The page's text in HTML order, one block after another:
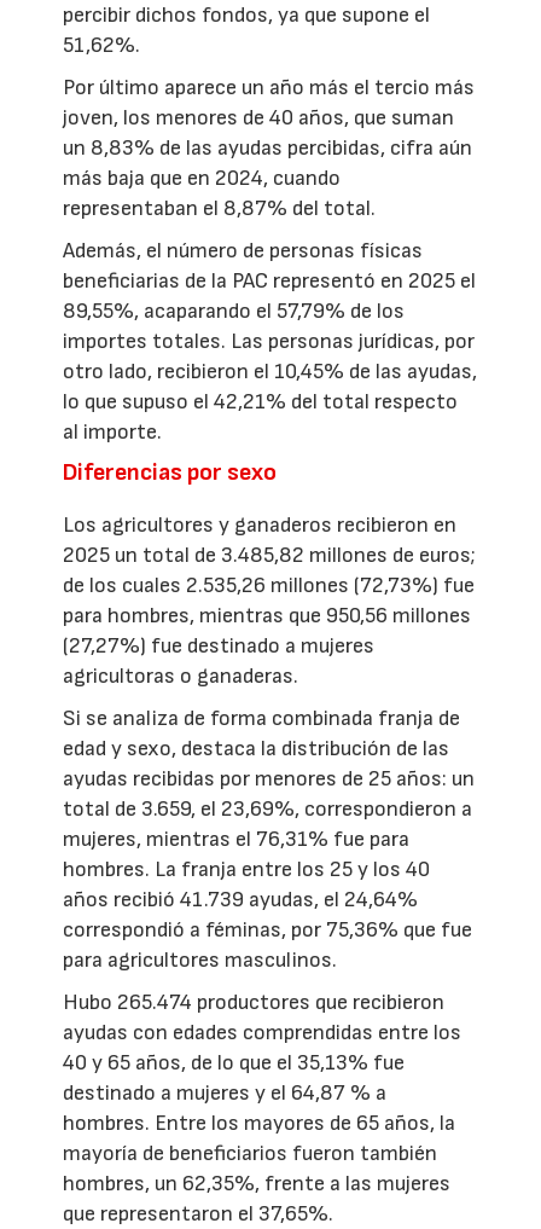
percibir dichos fondos, ya que supone el
51,62%.
Por último aparece un año más el tercio más
joven, los menores de 40 años, que suman
un 8,83% de las ayudas percibidas, cifra aún
más baja que en 2024, cuando
representaban el 8,87% del total.
Además, el número de personas físicas
beneficiarias de la PAC representó en 2025 el
89,55%, acaparando el 57,79% de los
importes totales. Las personas jurídicas, por
otro lado, recibieron el 10,45% de las ayudas,
lo que supuso el 42,21% del total respecto
al importe.
Diferencias por sexo
Los agricultores y ganaderos recibieron en
2025 un total de 3.485,82 millones de euros;
de los cuales 2.535,26 millones (72,73%) fue
para hombres, mientras que 950,56 millones
(27,27%) fue destinado a mujeres
agricultoras o ganaderas.
Si se analiza de forma combinada franja de
edad y sexo, destaca la distribución de las
ayudas recibidas por menores de 25 años: un
total de 3.659, el 23,69%, correspondieron a
mujeres, mientras el 76,31% fue para
hombres. La franja entre los 25 y los 40
años recibió 41.739 ayudas, el 24,64%
correspondió a féminas, por 75,36% que fue
para agricultores masculinos.
Hubo 265.474 productores que recibieron
ayudas con edades comprendidas entre los
40 y 65 años, de lo que el 35,13% fue
destinado a mujeres y el 64,87 % a
hombres. Entre los mayores de 65 años, la
mayoría de beneficiarios fueron también
hombres, un 62,35%, frente a las mujeres
que representaron el 37,65%.